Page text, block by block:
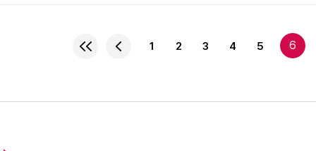
본격적으로 국내 시장
모델이 선보였고, 해치
1 2 3 4 5 6